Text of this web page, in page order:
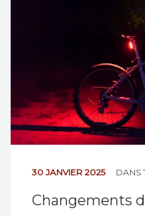
30 JANVIER 2025 DANS
Changements